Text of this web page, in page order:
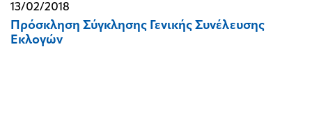
13/02/2018
Πρόσκληση Σύγκλησης Γενικής Συνέλευσης
Εκλογών